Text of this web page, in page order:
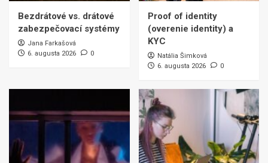
Bezdrátové vs. drátové
zabezpečovací systémy
Jana Farkašová
6. augusta 2026
0
Proof of identity
(overenie identity) a
KYC
Natália Šimková
6. augusta 2026
0